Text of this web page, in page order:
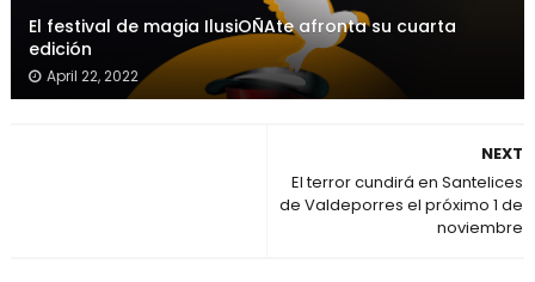
El festival de magia IlusiOÑAte afronta su cuarta
edición
April 22, 2022
NEXT
El terror cundirá en Santelices
de Valdeporres el próximo 1 de
noviembre